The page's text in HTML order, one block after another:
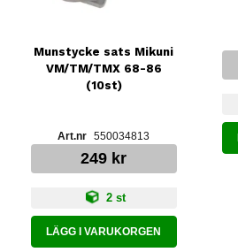
Munstycke sats Mikuni
VM/TM/TMX 68-86
(10st)
550034813
249 kr
2 st
LÄGG I VARUKORGEN